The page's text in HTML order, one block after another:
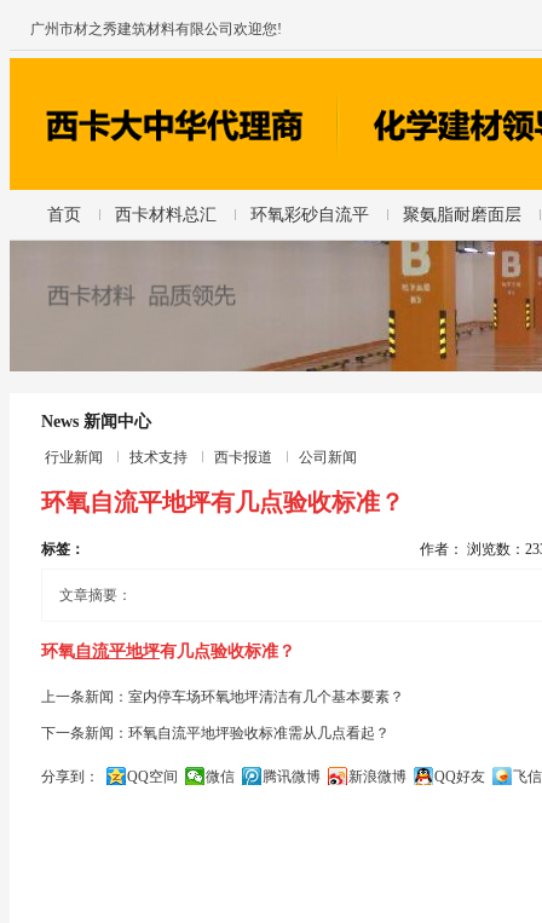
广州市材之秀建筑材料有限公司欢迎您!
首页 西卡材料总汇 环氧彩砂自流平 聚氨脂耐磨面层
News 新闻中心
行业新闻 技术支持 西卡报道 公司新闻
环氧自流平地坪有几点验收标准？
标签： 作者： 浏览数：
文章摘要：
环氧自流平地坪有几点验收标准？
环氧自流平地坪验收标准，应从环氧树脂自流平地坪施工
中，主要看表面的效果，具体表面效果如何 ，需要从以下几点看起
上一条新闻：室内停车场环氧地坪清洁有几个基本要素？
下一条新闻：环氧自流平地坪验收标准需从几点看起？
分享到： QQ空间 微信 腾讯微博 新浪微博 QQ好友
飞信